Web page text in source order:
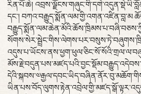
རིན་པོ་ཆེ།
དང་། བཀའ་བརྒྱུད་སྨོན་ལམ་གྱི་འགན་འཛིན་བླ་མ